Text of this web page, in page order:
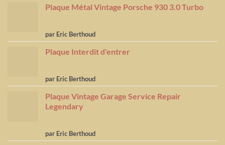
Plaque Métal Vintage Porsche 930 3.0 Turbo
Note5 sur
5
par Eric Berthoud
Plaque Interdit d'entrer
Note5 sur
5
par Eric Berthoud
Plaque Vintage Garage Service Repair
Legendary
Note5 sur
5
par Eric Berthoud